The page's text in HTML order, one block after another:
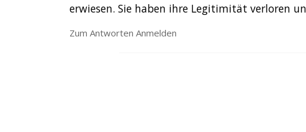
erwiesen. Sie haben ihre Legitimität verloren
Zum Antworten Anmelden